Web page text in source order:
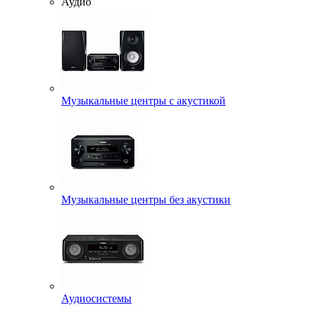
Музыкальные центры с акустикой
Музыкальные центры без акустики
Аудиосистемы